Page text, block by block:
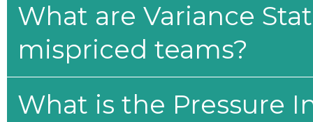
What are Variance
mispriced teams?
What is the Pressure